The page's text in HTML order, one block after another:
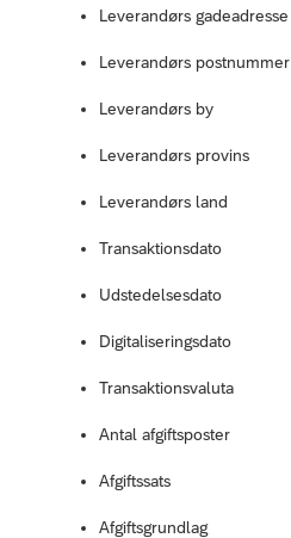
Leverandørs gadeadresse
Leverandørs postnummer
Leverandørs by
Leverandørs provins
Leverandørs land
Transaktionsdato
Udstedelsesdato
Digitaliseringsdato
Transaktionsvaluta
Antal afgiftsposter
Afgiftssats
Afgiftsgrundlag